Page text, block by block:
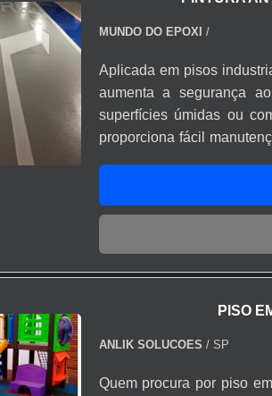
de piso emborrachado
como barras de apoio
preza pela segurança,
qualidade onde são
privilegiada. Tudo isso,
consultores associados e
MUNDO DO EPOXI /
Aplicada em pisos
aumenta a segurança
superfícies úmidas ou
proporciona fácil
PISO
ANLIK SOLUCOES / SP
Quem procura por piso